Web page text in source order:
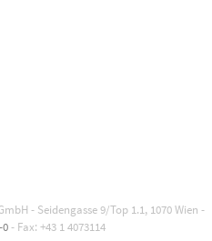
- Seidengasse 9/Top 1.1, 1070 Wien -
- Fax: +43 1 4073114